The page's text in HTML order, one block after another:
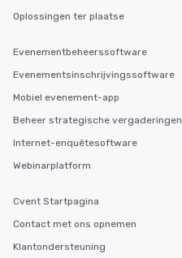
Oplossingen ter plaatse
Evenementbeheerssoftware
Evenementsinschrijvingssoftware
Mobiel evenement-app
Beheer strategische vergaderingen
Internet-enquêtesoftware
Webinarplatform
Cvent Startpagina
Contact met ons opnemen
Klantondersteuning